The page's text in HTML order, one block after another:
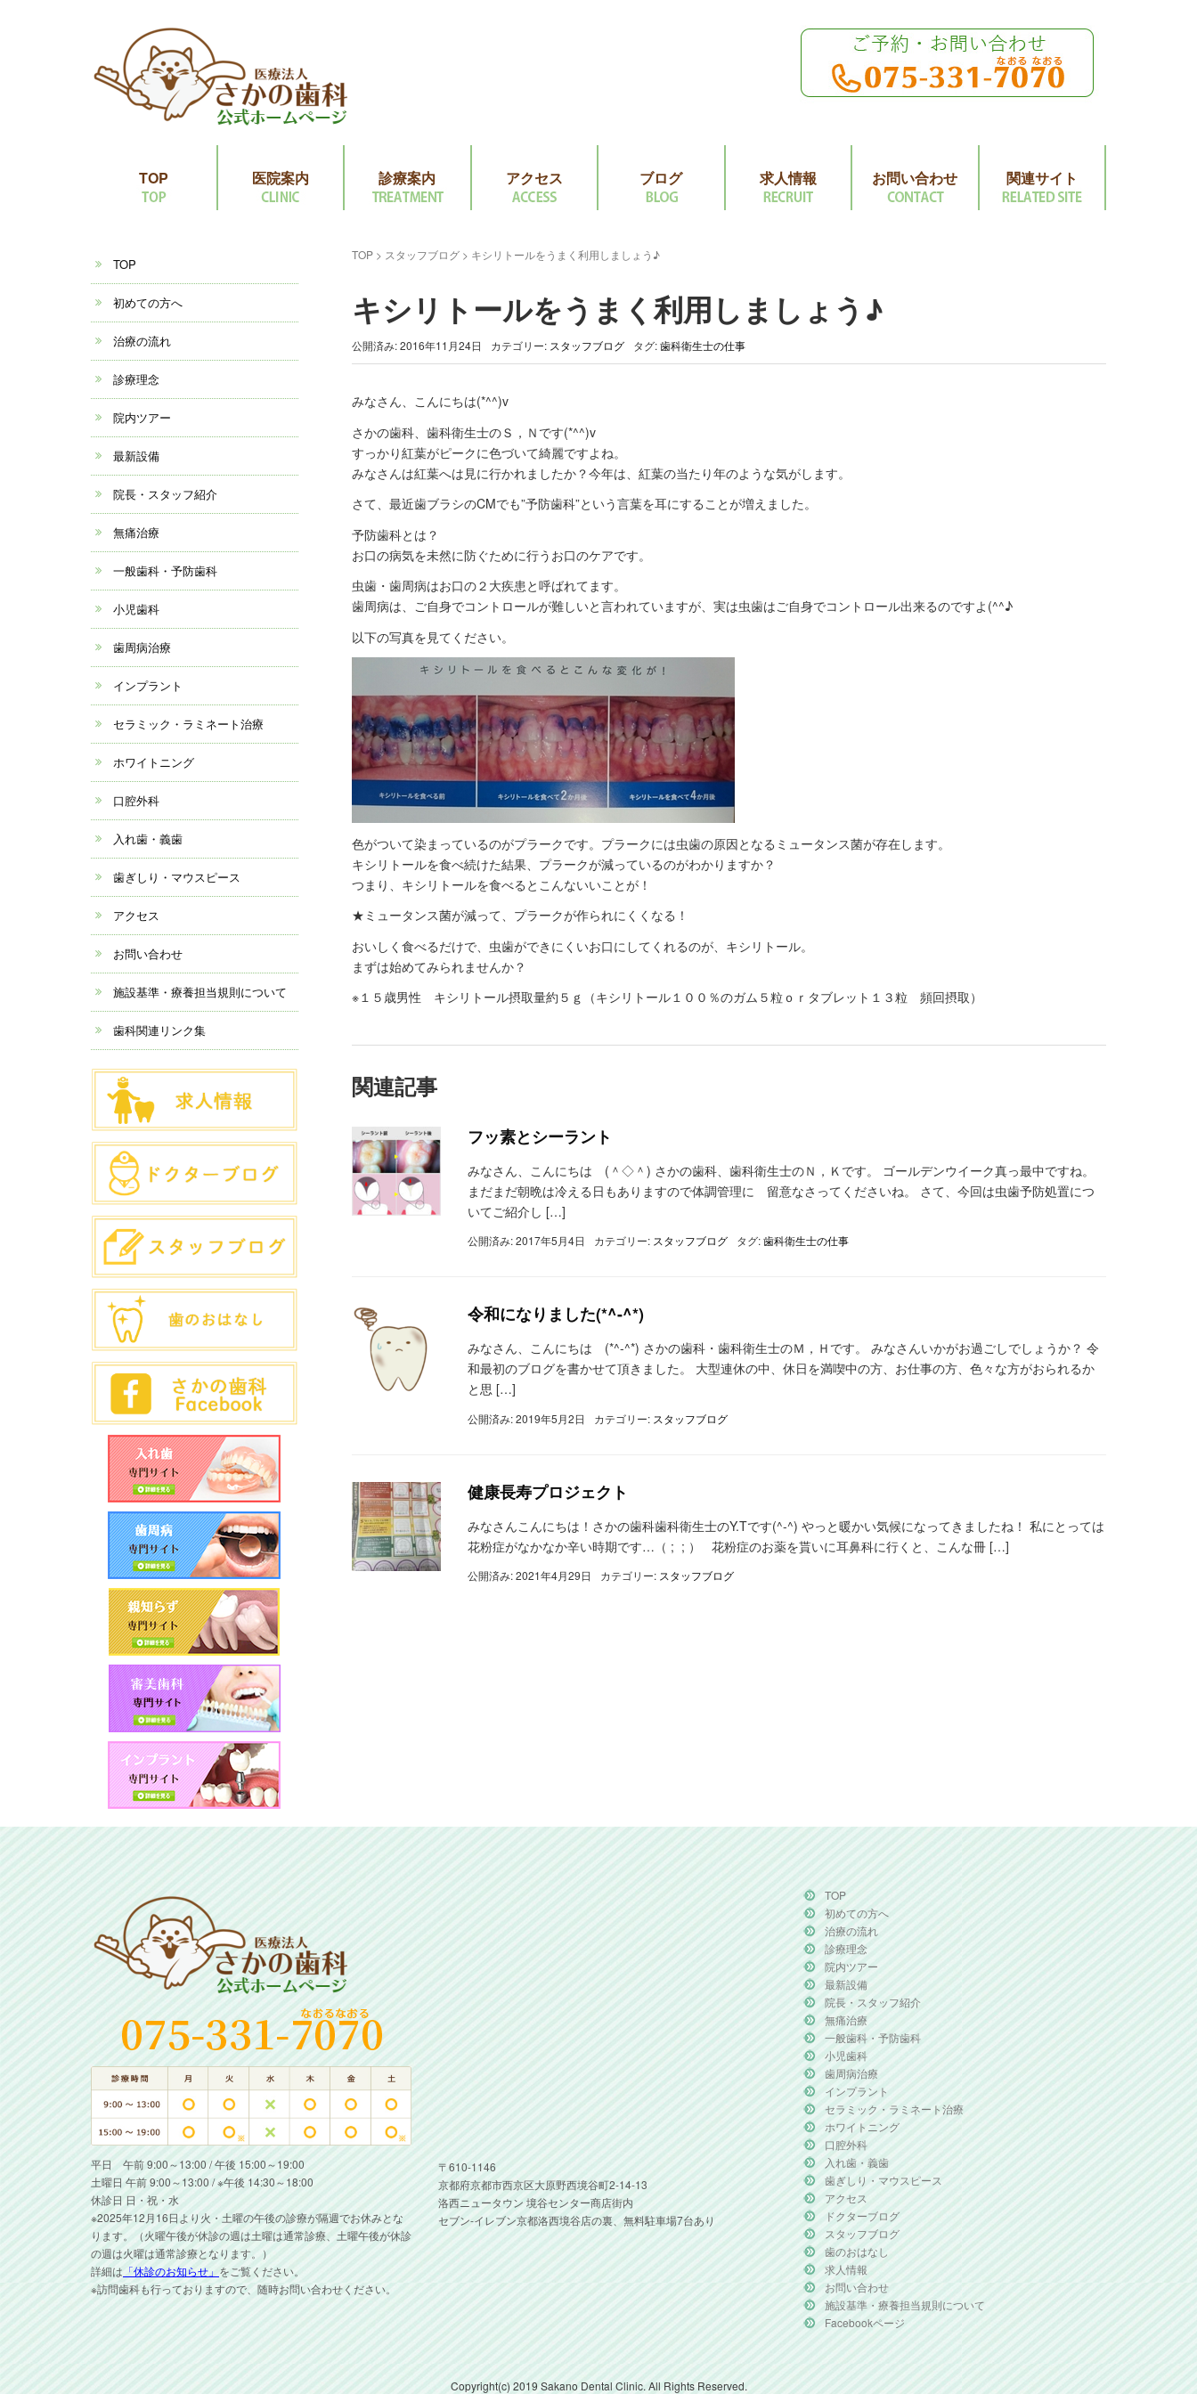
TOP 医院案内 診療案内 アクセス ブログ 求人情報 お問い合わせ 関連サイト
TOP> スタッフブログ> キシリトールをうまく利用しましょう♪
キシリトールをうまく利用しましょう♪
公開済み: 2016年11月24日 カテゴリー: スタッフブログ タグ:歯科衛生士の仕事
みなさん、こんにちは(*^^)v
さかの歯科、歯科衛生士のＳ，Ｎです(*^^)v
すっかり紅葉がピークに色づいて綺麗ですよね。
みなさんは紅葉へは見に行かれましたか？今年は、紅葉の当たり年のような気がします。
さて、最近歯ブラシのCMでも”予防歯科”という言葉を耳にすることが増えました。
予防歯科とは？
お口の病気を未然に防ぐために行うお口のケアです。
虫歯・歯周病はお口の２大疾患と呼ばれてます。
歯周病は、ご自身でコントロールが難しいと言われていますが、実は虫歯はご自身でコントロール出来るのですよ(^^♪
以下の写真を見てください。
色がついて染まっているのがプラークです。プラークには虫歯の原因となるミュータンス菌が存在します。
キシリトールを食べ続けた結果、プラークが減っているのがわかりますか？
つまり、キシリトールを食べるとこんないいことが！
★ミュータンス菌が減って、プラークが作られにくくなる！
おいしく食べるだけで、虫歯ができにくいお口にしてくれるのが、キシリトール。
まずは始めてみられませんか？
※１５歳男性 キシリトール摂取量約５ｇ（キシリトール１００％のガム５粒ｏｒタブレット１３粒 頻回摂取）
関連記事
フッ素とシーラント
みなさん、こんにちは (＾◇＾) さかの歯科、歯科衛生士のＮ，Ｋです。 ゴールデンウイーク真っ最中ですね。
まだまだ朝晩は冷える日もありますので体調管理に 留意なさってくださいね。 さて、今回は虫歯予防処置につ
いてご紹介し […]
公開済み: 2017年5月4日 カテゴリー: スタッフブログ タグ:歯科衛生士の仕事
令和になりました(*^-^*)
みなさん、こんにちは (*^-^*) さかの歯科・歯科衛生士のＭ，Ｈです。 みなさんいかがお過ごしでしょうか？ 令
和最初のブログを書かせて頂きました。 大型連休の中、休日を満喫中の方、お仕事の方、色々な方がおられるか
と思 […]
公開済み: 2019年5月2日 カテゴリー: スタッフブログ
健康長寿プロジェクト
みなさんこんにちは！さかの歯科歯科衛生士のY.Tです(^-^) やっと暖かい気候になってきましたね！ 私にとっては
花粉症がなかなか辛い時期です…（ ; ; ） 花粉症のお薬を貰いに耳鼻科に行くと、こんな冊 […]
公開済み: 2021年4月29日 カテゴリー: スタッフブログ
TOP
初めての方へ
治療の流れ
診療理念
院内ツアー
最新設備
院長・スタッフ紹介
無痛治療
一般歯科・予防歯科
小児歯科
歯周病治療
インプラント
セラミック・ラミネート治療
ホワイトニング
口腔外科
入れ歯・義歯
歯ぎしり・マウスピース
アクセス
お問い合わせ
施設基準・療養担当規則について
歯科関連リンク集
平日 午前 9:00～13:00 / 午後 15:00～19:00
土曜日 午前 9:00～13:00 / ※午後 14:30～18:00
休診日 日・祝・水
※2025年12月16日より火・土曜の午後の診療が隔週でお休みとな
ります。（火曜午後が休診の週は土曜は通常診療、土曜午後が休診
の週は火曜は通常診療となります。）
詳細は 「休診のお知らせ」 をご覧ください。
※訪問歯科も行っておりますので、随時お問い合わせください。
〒610-1146
京都府京都市西京区大原野西境谷町2-14-13
洛西ニュータウン 境谷センター商店街内
セブン-イレブン京都洛西境谷店の裏、無料駐車場7台あり
TOP
初めての方へ
治療の流れ
診療理念
院内ツアー
最新設備
院長・スタッフ紹介
無痛治療
一般歯科・予防歯科
小児歯科
歯周病治療
インプラント
セラミック・ラミネート治療
ホワイトニング
口腔外科
入れ歯・義歯
歯ぎしり・マウスピース
アクセス
ドクターブログ
スタッフブログ
歯のおはなし
求人情報
お問い合わせ
施設基準・療養担当規則について
Facebookページ
Copyright(c) 2019 Sakano Dental Clinic. All Rights Reserved.